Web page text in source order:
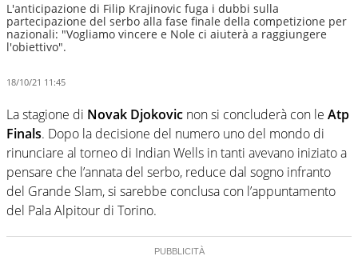
L'anticipazione di Filip Krajinovic fuga i dubbi sulla
partecipazione del serbo alla fase finale della competizione per
nazionali: "Vogliamo vincere e Nole ci aiuterà a raggiungere
l'obiettivo".
18/10/21 11:45
La stagione di Novak Djokovic non si concluderà con le Atp
Finals. Dopo la decisione del numero uno del mondo di
rinunciare al torneo di Indian Wells in tanti avevano iniziato a
pensare che l’annata del serbo, reduce dal sogno infranto
del Grande Slam, si sarebbe conclusa con l’appuntamento
del Pala Alpitour di Torino.